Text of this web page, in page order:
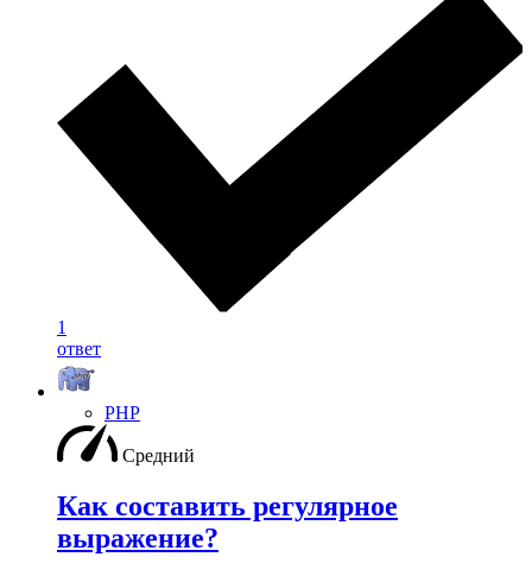
1
ответ
PHP
Средний
Как составить регулярное
выражение?